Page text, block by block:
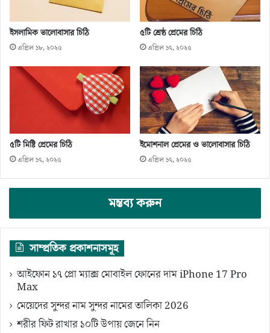
ইসলামিক ভালোবাসার চিঠি
এপ্রিল ১৮, ২০২৫
৫টি শ্রেষ্ঠ প্রেমের চিঠি
এপ্রিল ১৭, ২০২৫
৫টি মিষ্টি প্রেমের চিঠি
এপ্রিল ১৭, ২০২৫
ইমোশনাল প্রেমের ও ভালোবাসার চিঠি
এপ্রিল ১৭, ২০২৫
মন্তব্য করুন
সাম্প্রতিক প্রকাশনাসমূহ
আইফোন ১৭ প্রো ম্যাক্স মোবাইল ফোনের দাম iPhone 17 Pro
Max
মেয়েদের সুন্দর নাম সুন্দর নামের তালিকা 2026
শরীর ফিট রাখার ১০টি উপায় জেনে নিন